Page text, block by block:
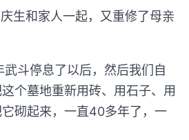
和家人一起，又重修了母亲
斗停息了以后，然后我们自
个墓地重新用砖、用石子、用
砌起来，一直40多年了，一